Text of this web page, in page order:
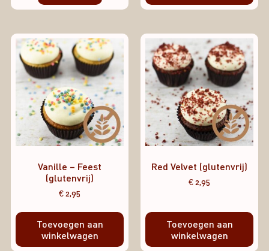
Vanille – Feest
(glutenvrij)
€2,95
Toevoegen aan
winkelwagen
Red Velvet (glutenvrij)
€2,95
Toevoegen aan
winkelwagen